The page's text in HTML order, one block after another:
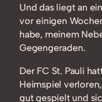
Und das liegt an
vor einigen
habe, meinem
Gegengeraden.
Der FC St. Pauli
Heimspiel
gut gespielt und